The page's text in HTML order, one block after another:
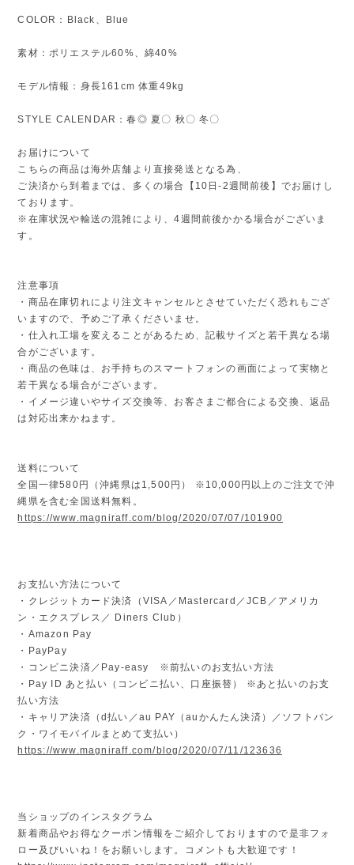
COLOR：Black、Blue
素材：ポリエステル60%、綿40%
モデル情報：身長161cm 体重49kg
STYLE CALENDAR：春◎ 夏〇 秋〇 冬〇
お届けについて
こちらの商品は海外店舗より直接発送となる為、
ご決済から到着までは、多くの場合【10日-2週間前後】でお届けし
ております。
※在庫状況や輸送の混雑により、4週間前後かかる場合がございま
す。
注意事項
・商品在庫切れにより注文キャンセルとさせていただく恐れもござ
いますので、予めご了承くださいませ。
・仕入れ工場を変えることがあるため、記載サイズと若干異なる場
合がございます。
・商品の色味は、お手持ちのスマートフォンの画面によって実物と
若干異なる場合がございます。
・イメージ違いやサイズ交換等、お客さまご都合による交換、返品
は対応出来かねます。
送料について
全国一律580円（沖縄県は1,500円） ※10,000円以上のご注文で沖
縄県を含む全国送料無料。
https://www.magniraff.com/blog/2020/07/07/101900
お支払い方法について
・クレジットカード決済（VISA／Mastercard／JCB／アメリカ
ン・エクスプレス／ Diners Club）
・Amazon Pay
・PayPay
・コンビニ決済／Pay-easy ※前払いのお支払い方法
・Pay ID あと払い（コンビニ払い、口座振替） ※あと払いのお支
払い方法
・キャリア決済（d払い／au PAY（auかんたん決済）／ソフトバン
ク・ワイモバイルまとめて支払い）
https://www.magniraff.com/blog/2020/07/11/123636
当ショップのインスタグラム
新着商品やお得なクーポン情報をご紹介しておりますので是非フォ
ロー及びいいね！をお願いします。コメントも大歓迎です！